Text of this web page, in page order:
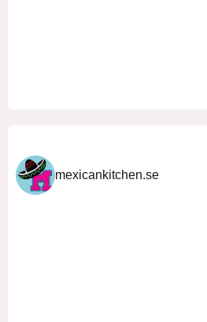
mexicankitchen.se